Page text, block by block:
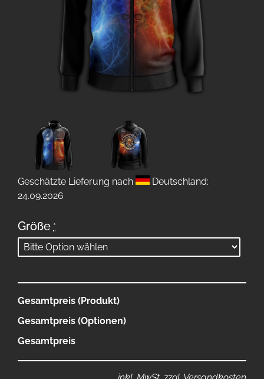
Geschätzte Lieferung nach
Deutschland:
24.09.2026
Größe *
Gesamtpreis (Produkt)
Gesamtpreis (Optionen)
Gesamtpreis